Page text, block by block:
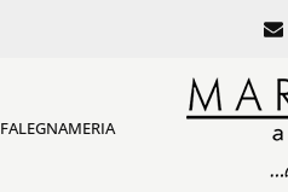
FALEGNAMERIA